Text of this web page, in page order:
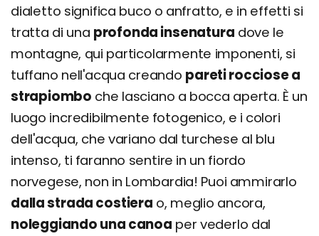
dialetto significa buco o anfratto, e in effetti si
tratta di una profonda insenatura dove le
montagne, qui particolarmente imponenti, si
tuffano nell'acqua creando pareti rocciose a
strapiombo che lasciano a bocca aperta. È un
luogo incredibilmente fotogenico, e i colori
dell'acqua, che variano dal turchese al blu
intenso, ti faranno sentire in un fiordo
norvegese, non in Lombardia! Puoi ammirarlo
dalla strada costiera o, meglio ancora,
noleggiando una canoa per vederlo dal